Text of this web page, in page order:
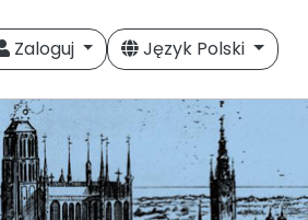
Zaloguj Język Polski